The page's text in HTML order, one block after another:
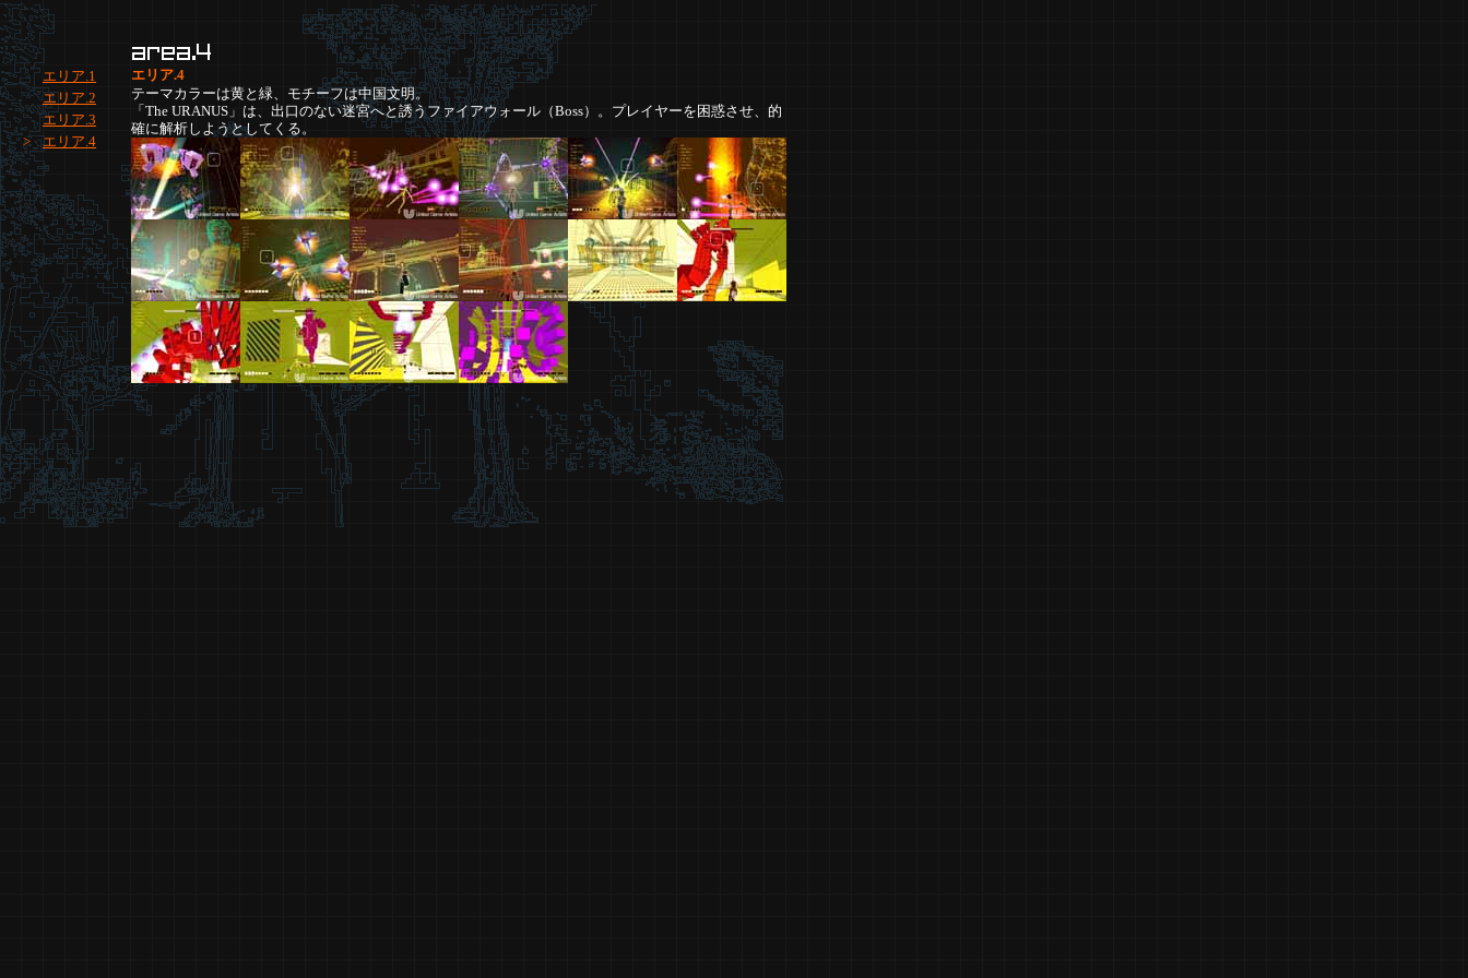
エリア.1
エリア.2
エリア.3
>
エリア.4
エリア.4
テーマカラーは黄と緑、モチーフは中国文明。
「The URANUS」は、出口のない迷宮へと誘うファイアウォール（Boss）。プレイヤーを困惑させ、的
確に解析しようとしてくる。